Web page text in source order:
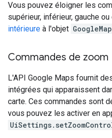
Vous pouvez éloigner les
supérieur, inférieur, gauche
intérieure à l'objet GoogleMap
Commandes de zoom
L'API Google Maps fournit
intégrées qui apparaissent
carte. Ces commandes sont
vous pouvez les activer en